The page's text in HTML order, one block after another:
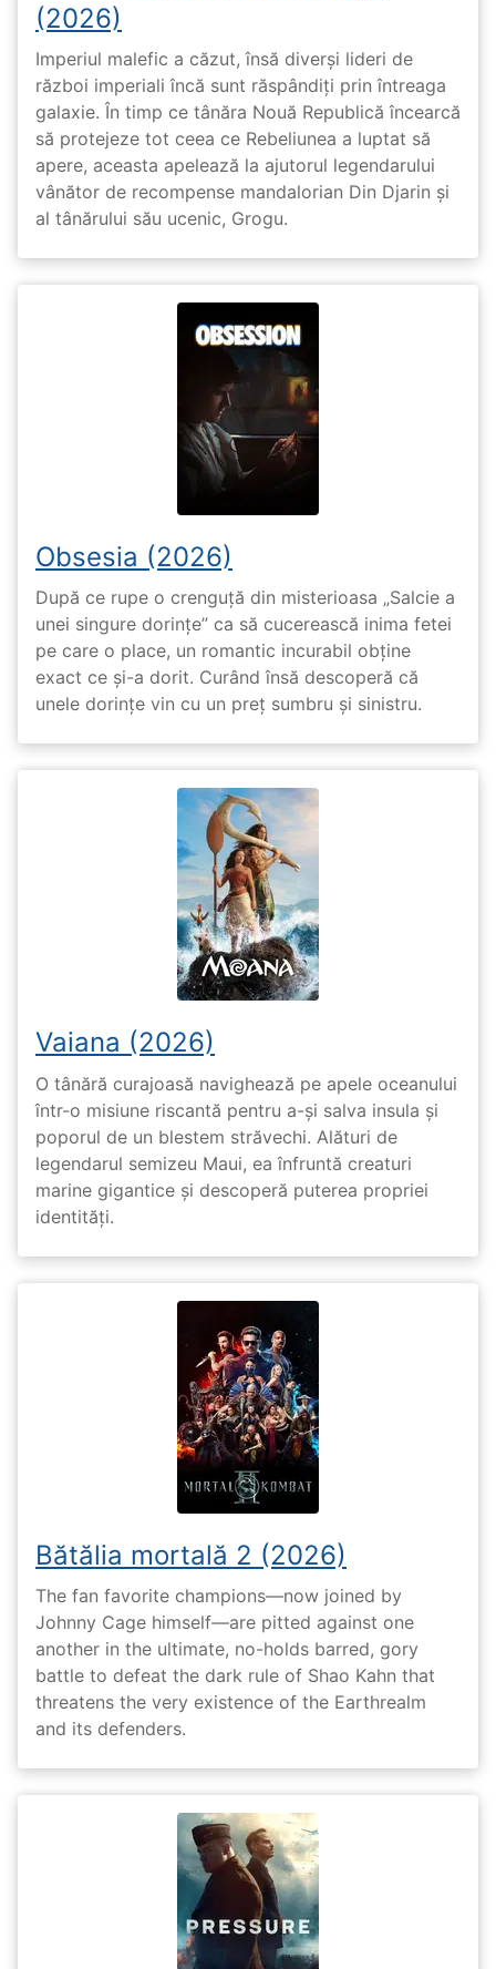
(2026)
Imperiul malefic a căzut, însă diverși lideri de
război imperiali încă sunt răspândiți prin întreaga
galaxie. În timp ce tânăra Nouă Republică încearcă
să protejeze tot ceea ce Rebeliunea a luptat să
apere, aceasta apelează la ajutorul legendarului
vânător de recompense mandalorian Din Djarin și
al tânărului său ucenic, Grogu.
Obsesia (2026)
După ce rupe o crenguță din misterioasa „Salcie a
unei singure dorințe” ca să cucerească inima fetei
pe care o place, un romantic incurabil obține
exact ce și-a dorit. Curând însă descoperă că
unele dorințe vin cu un preț sumbru și sinistru.
Vaiana (2026)
O tânără curajoasă navighează pe apele oceanului
într-o misiune riscantă pentru a-și salva insula și
poporul de un blestem străvechi. Alături de
legendarul semizeu Maui, ea înfruntă creaturi
marine gigantice și descoperă puterea propriei
identități.
Bătălia mortală 2 (2026)
The fan favorite champions—now joined by
Johnny Cage himself—are pitted against one
another in the ultimate, no-holds barred, gory
battle to defeat the dark rule of Shao Kahn that
threatens the very existence of the Earthrealm
and its defenders.